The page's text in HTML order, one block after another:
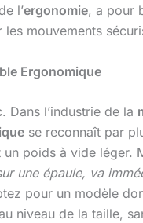
l’ergonomie, a pour
les mouvements
Ergonomique
. Dans l’industrie de la
se reconnaît par
poids à vide
une épaule, va
pour un modèle
niveau de la taille,